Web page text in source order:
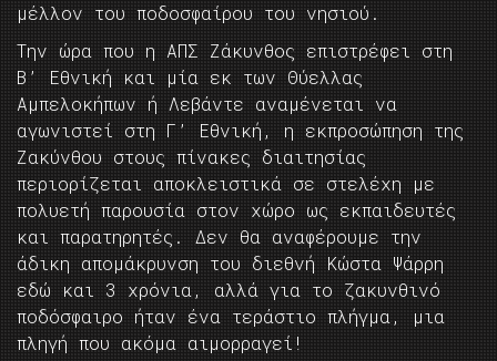
μέλλον του ποδοσφαίρου του νησιού.
Την ώρα που η ΑΠΣ Ζάκυνθος επιστρέφει στη
Β’ Εθνική και μία εκ των Θύελλας
Αμπελοκήπων ή Λεβάντε αναμένεται να
αγωνιστεί στη Γ’ Εθνική, η εκπροσώπηση της
Ζακύνθου στους πίνακες διαιτησίας
περιορίζεται αποκλειστικά σε στελέχη με
πολυετή παρουσία στον χώρο ως εκπαιδευτές
και παρατηρητές. Δεν θα αναφέρουμε την
άδικη απομάκρυνση του διεθνή Κώστα Ψάρρη
εδώ και 3 χρόνια, αλλά για το ζακυνθινό
ποδόσφαιρο ήταν ένα τεράστιο πλήγμα, μια
πληγή που ακόμα αιμορραγεί!